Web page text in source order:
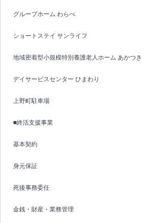
グループホーム わらべ
ショートステイ サンライフ
地域密着型小規模特別養護老人ホーム あかつき
デイサービスセンター ひまわり
上野町駐車場
■終活支援事業
基本契約
身元保証
死後事務委任
金銭・財産・業務管理